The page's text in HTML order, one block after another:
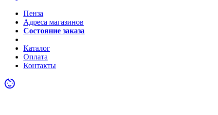
Пенза
Адреса магазинов
Состояние заказа
Каталог
Оплата
Контакты